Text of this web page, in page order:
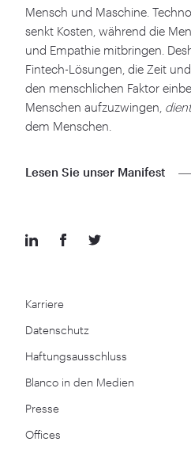
Karriere
Datenschutz
Haftungsausschluss
Blanco in den Medien
Presse
Offices
Mensch und Maschine.
senkt Kosten, während die
und Empathie mitbringen.
Fintech-Lösungen, die Zeit
den menschlichen Faktor
Menschen aufzuzwingen, dient
dem Menschen.
Lesen Sie unser Manifest